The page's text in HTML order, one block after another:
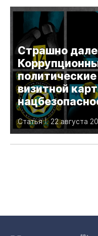
Страшно
визитной
Статья 22 августа